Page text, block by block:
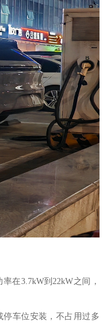
在3.7kW到22kW之间，
车位安装，不占用过多